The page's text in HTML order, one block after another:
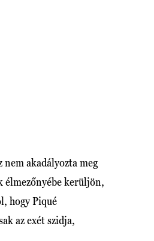
akadályozta meg
élmezőnyébe kerüljön,
hogy Piqué
az exét szidja,